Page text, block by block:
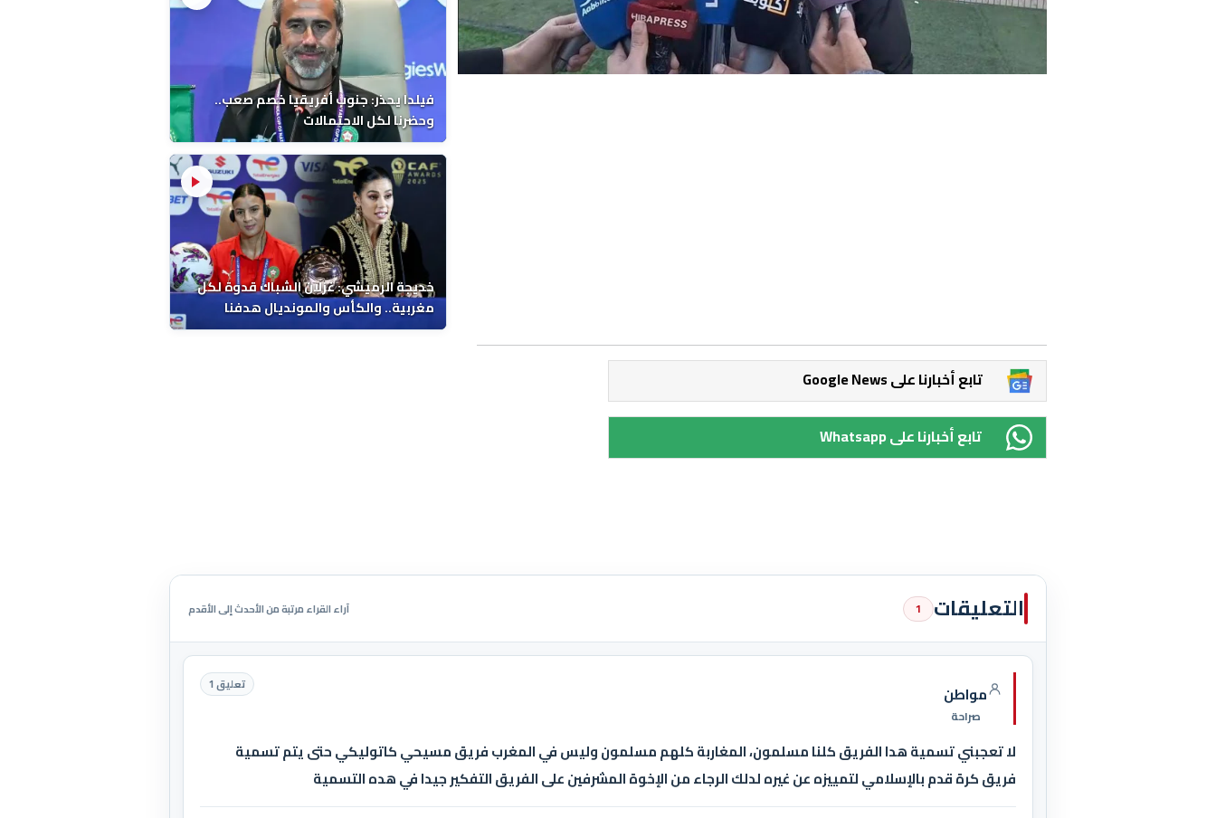
فيلدا يحذر: جنوب أفريقيا خصم صعب..
وحضرنا لكل الاحتمالات
خديجة الرميشي: غزلان الشباك قدوة لكل
مغربية.. والكأس والمونديال هدفنا
Google News تابع أخبارنا على
Whatsapp تابع أخبارنا على
التعليقات 1 آراء القراء مرتبة من الأحدث إلى الأقدم
مواطن
صراحة
تعليق 1
لا تعجبني تسمية هدا الفريق كلنا مسلمون، المغاربة كلهم مسلمون وليس في المغرب فريق مسيحي كاتوليكي حتى يتم تسمية
فريق كرة قدم بالإسلامي لتمييزه عن غيره لدلك الرجاء من الإخوة المشرفين على الفريق التفكير جيدا في هده التسمية